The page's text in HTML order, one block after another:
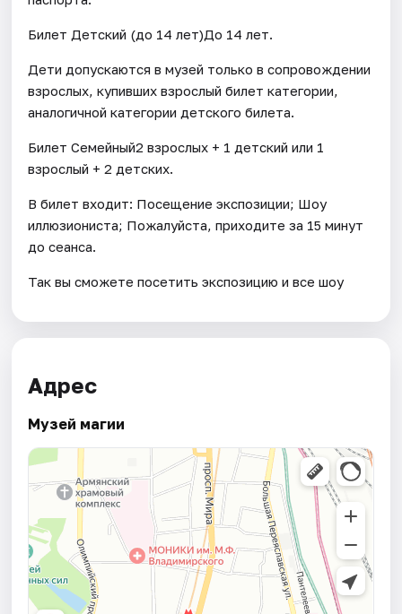
Билет Детский (до 14 лет)До 14 лет.
Дети допускаются в музей только в сопровождении
взрослых, купивших взрослый билет категории,
аналогичной категории детского билета.
Билет Семейный2 взрослых + 1 детский или 1
взрослый + 2 детских.
В билет входит: Посещение экспозиции; Шоу
иллюзиониста; Пожалуйста, приходите за 15 минут
до сеанса.
Так вы сможете посетить экспозицию и все шоу
Адрес
Музей магии